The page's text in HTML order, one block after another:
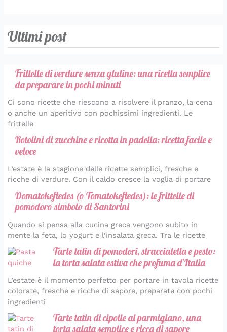
Ultimi post
Frittelle di verdure senza glutine: una ricetta semplice
da preparare in pochi minuti
Ci sono ricette che riescono a risolvere il pranzo, la cena
o anche un aperitivo con pochissimi ingredienti. Le
frittelle
Rotolini di zucchine e ricotta in padella: ricetta facile e
veloce
L’estate è la stagione delle ricette semplici, fresche e
ricche di verdure. Con il caldo cresce la voglia di portare
Domatokeftedes (o Tomatokeftedes): le frittelle di
pomodoro simbolo di Santorini
Quando si pensa alla cucina greca vengono subito in
mente la feta, lo yogurt e l’insalata greca. Tra le ricette
Tarte tatin di pomodori, stracciatella e pesto:
la torta salata estiva che profuma d’Italia
L’estate è il momento perfetto per portare in tavola ricette
colorate, fresche e ricche di sapore, preparate con pochi
ingredienti
Tarte tatin di cipolle al parmigiano, una
torta salata semplice e ricca di sapore